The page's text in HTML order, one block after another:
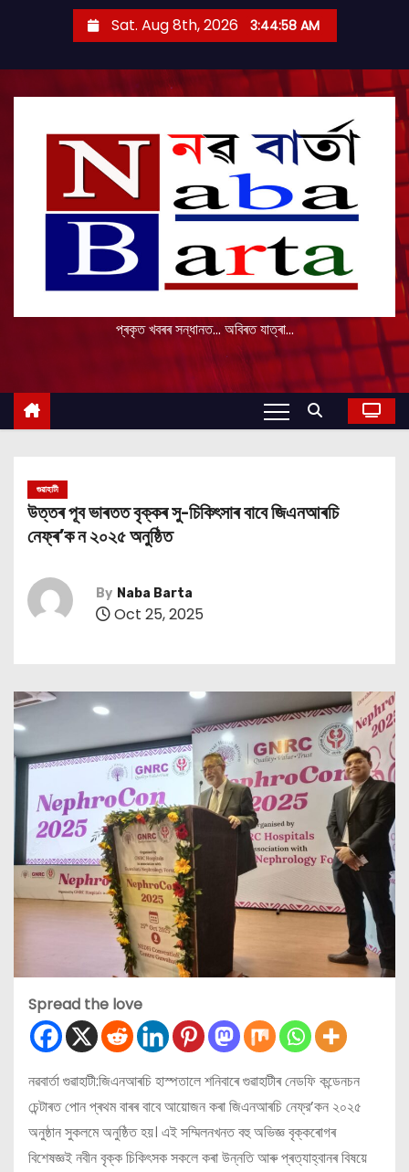
Sat. Aug 8th, 2026 3:44:59 AM
প্ৰকৃত খবৰৰ সন্ধানত... অবিৰত যাত্ৰা...
গুৱাহাটী
উত্তৰ পূব ভাৰতত বৃক্কৰ সু-চিকিৎসাৰ বাবে জিএনআৰচি
নেফ্ৰ’ক ন ২০২৫ অনুষ্ঠিত
By Naba Barta
Oct 25, 2025
Spread the love
নৱবার্তা গুৱাহাটী:জিএনআৰচি হাস্পতালে শনিবাৰে গুৱাহাটীৰ নেডফি কন্ডেনচন
চেন্টাৰত পোন প্ৰথম বাৰৰ বাবে আয়োজন কৰা জিএনআৰচি নেফ্র’কন ২০২৫
অনুষ্ঠান সুকলমে অনুষ্ঠিত হয়। এই সম্মিলনখনত বহু অভিজ্ঞ বৃক্কৰোগৰ
বিশেষজ্ঞই নবীন বৃক্ক চিকিৎসক সকলে কৰা উন্নতি আৰু প্ৰত্যাহ্বানৰ বিষয়ে